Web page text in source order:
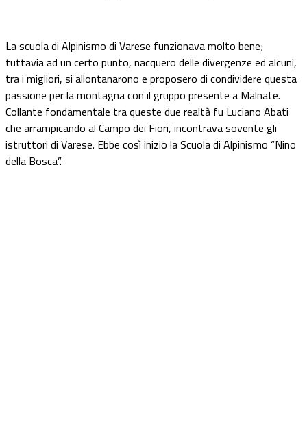
La scuola di Alpinismo di Varese funzionava molto bene;
tuttavia ad un certo punto, nacquero delle divergenze ed alcuni,
tra i migliori, si allontanarono e proposero di condividere questa
passione per la montagna con il gruppo presente a Malnate.
Collante fondamentale tra queste due realtà fu Luciano Abati
che arrampicando al Campo dei Fiori, incontrava sovente gli
istruttori di Varese. Ebbe così inizio la Scuola di Alpinismo “Nino
della Bosca”.